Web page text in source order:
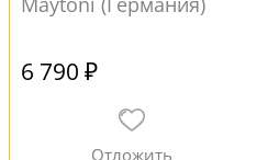
6 790 ₽